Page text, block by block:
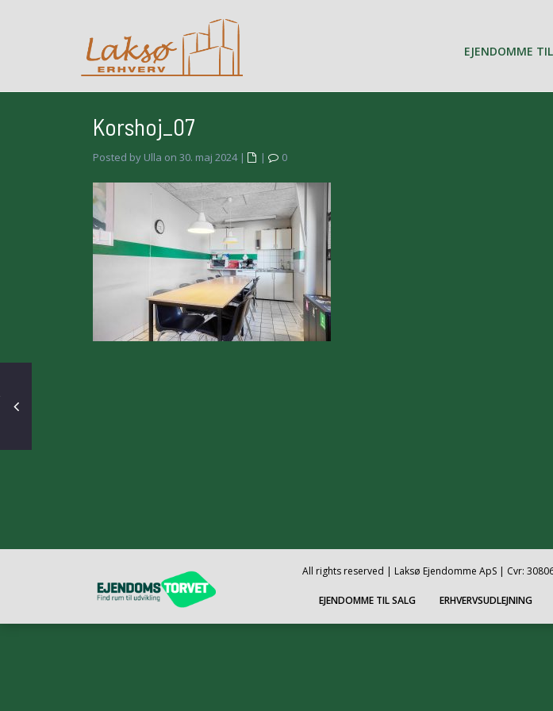
EJENDOMME
Korshoj_07
Posted by Ulla on 30. maj 2024 | | 0
All rights reserved | Laksø Ejendomme ApS | Cvr:
EJENDOMME TIL SALG ERHVERVSUDLEJNING